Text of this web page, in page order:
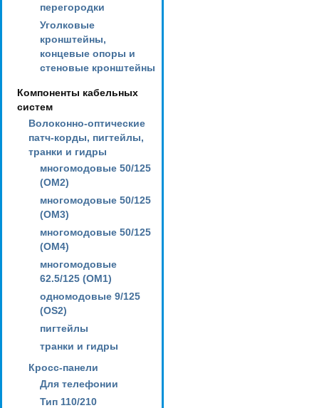
перегородки
Уголковые
кронштейны,
концевые опоры и
стеновые кронштейны
Компоненты кабельных
систем
Волоконно-оптические
патч-корды, пигтейлы,
транки и гидры
многомодовые 50/125
(OM2)
многомодовые 50/125
(OM3)
многомодовые 50/125
(OM4)
многомодовые
62.5/125 (OM1)
одномодовые 9/125
(OS2)
пигтейлы
транки и гидры
Кросс-панели
Для телефонии
Тип 110/210